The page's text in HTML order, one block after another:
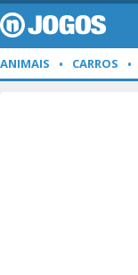
ANIMAIS CARROS